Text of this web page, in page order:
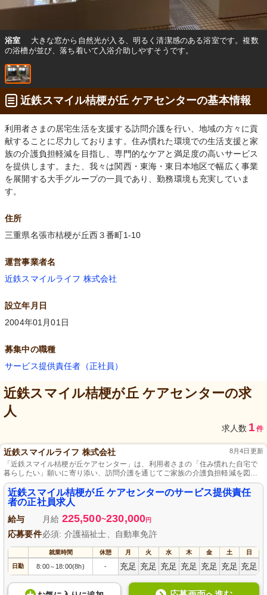
浴室
大きな窓から自然光が入る、明るく清潔感のある浴室です。複数
の浴槽が並び、落ち着いて入浴介助しやすそうです。
近鉄スマイル桔梗が丘 ケアセンターの基本情報
利用者さまの居宅生活を支援する訪問介護を行い、地域の方々に貢
献することに尽力しております。住み慣れた環境での生活支援と家
族の介護負担軽減を目指し、専門的なケアと満足度の高いサービス
を提供します。また、我々は関西・東海・東日本地区で幅広く事業
を展開する大手グループの一員であり、勤務環境も充実していま
す。
住所
三重県名張市桔梗が丘西３番町1-10
運営事業者名
近鉄スマイルライフ 株式会社
設立年月日
2004年01月01日
募集中の職種
サービス提供責任者（正社員）
近鉄スマイル桔梗が丘 ケアセンターの求
人
求人数 1 件
近鉄スマイルライフ 株式会社 8月4日更新
「近鉄スマイル桔梗が丘ケアセンター」は、利用者さまの「住み慣れた自宅で
暮らしたい」願いに寄り添い、訪問介護を通じてご家族の介護負担軽減を図る
地域に寄り添うケア施設です。
近鉄スマイル桔梗が丘 ケアセンターのサービス提供責任
者の正社員求人
給与 月給 225,500~230,000円
応募要件必須: 介護福祉士、自動車免許
就業時間 休憩 月 火 水 木 金 土 日
日勤 8:00～18:00(8h) - 充足 充足 充足 充足 充足 充足 充足